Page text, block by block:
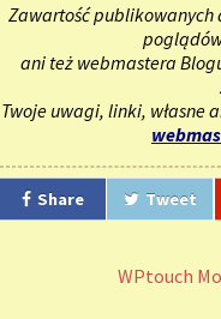
Zawartość publikowanych
ani też webmastera
Twoje uwagi, linki, własne
Share Tweet
WPtouch